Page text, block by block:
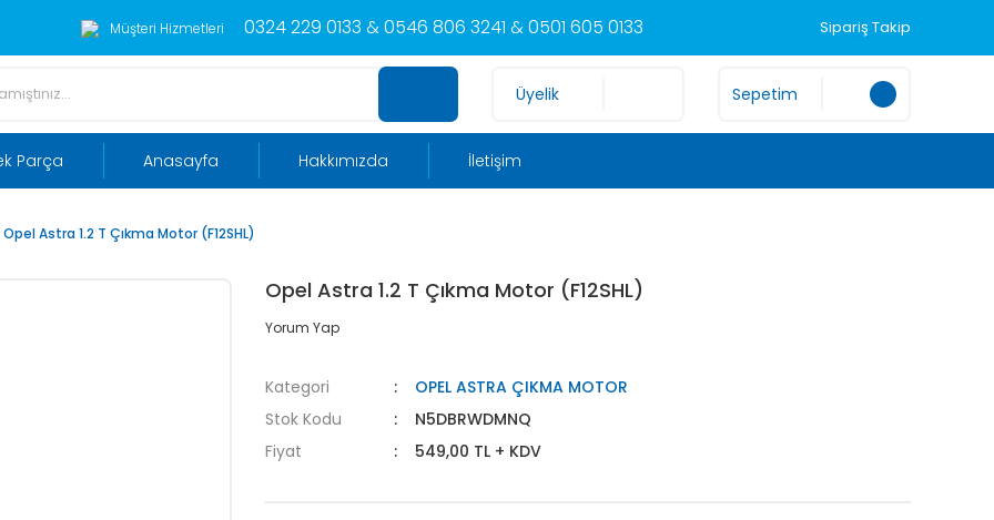
Müşteri Hizmetleri 0324 229 0133 & 0546 806 3241 & 0501 605 0133 Sipariş Takip
Üyelik Sepetim
Parça Anasayfa Hakkımızda İletişim
Opel Astra 1.2 T Çıkma Motor (F12SHL)
Opel Astra 1.2 T Çıkma Motor (F12SHL)
Yorum Yap
Kategori
OPEL ASTRA ÇIKMA MOTOR
Stok Kodu
N5DBRWDMNQ
Fiyat
549,00 TL + KDV